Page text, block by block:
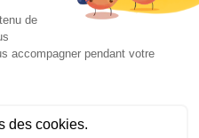
Via Compétences